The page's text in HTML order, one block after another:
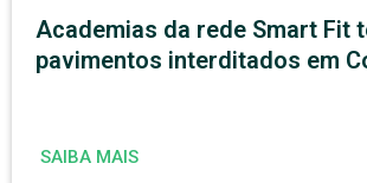
Academias da rede Smart Fit
pavimentos interditados em
SAIBA MAIS